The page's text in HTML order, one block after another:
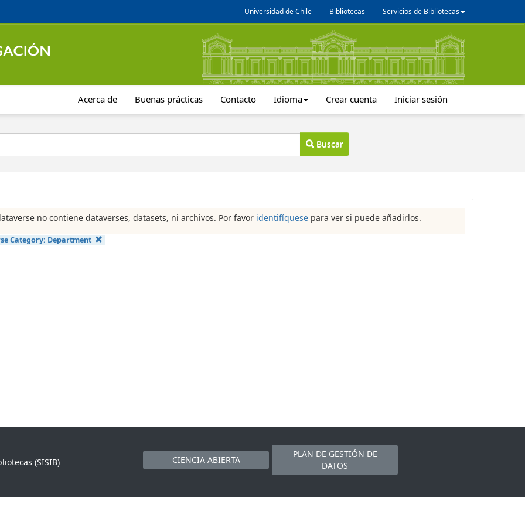
Universidad de Chile Bibliotecas Servicios de Bibliotecas
Acerca de Buenas prácticas Contacto Idioma Crear cuenta Iniciar sesión
Buscar
no contiene dataverses, datasets, ni archivos. Por favor identifíquese para ver si puede añadirlos.
Category: Department
(SISIB)
CIENCIA ABIERTA
PLAN DE GESTIÓN DE
DATOS